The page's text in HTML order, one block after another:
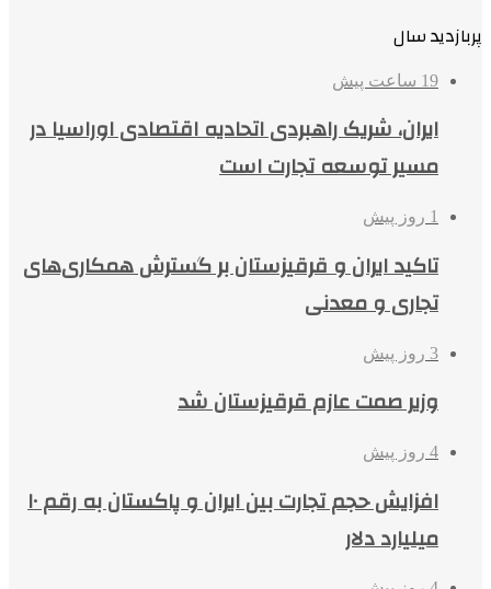
پربازدید سال
19 ساعت پیش
ایران، شریک راهبردی اتحادیه اقتصادی اوراسیا در
مسیر توسعه تجارت است
1 روز پیش
تاکید ایران و قرقیزستان بر گسترش همکاری‌های
تجاری و معدنی
3 روز پیش
وزیر صمت عازم قرقیزستان شد
4 روز پیش
افزایش حجم تجارت بین ایران و پاکستان به رقم ۱۰
میلیارد دلار